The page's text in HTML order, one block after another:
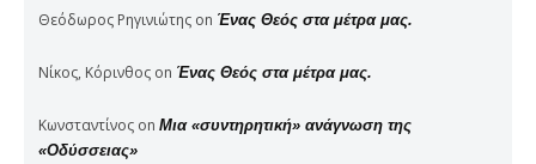
Θεόδωρος Ρηγινιώτης on Ένας Θεός στα μέτρα μας.
Νίκος, Κόρινθος on Ένας Θεός στα μέτρα μας.
Κωνσταντίνος on Μια «συντηρητική» ανάγνωση της
«Οδύσσειας»